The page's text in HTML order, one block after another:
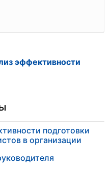
эффективности
подготовки
в организации